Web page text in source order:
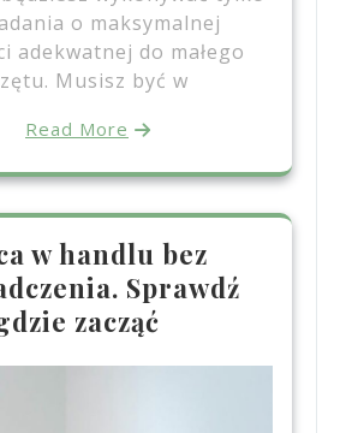
o maksymalnej
adekwatnej do małego
Musisz być w
Read More
w handlu bez
Sprawdź
zacząć